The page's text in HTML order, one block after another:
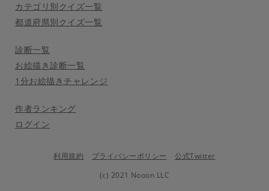
カテゴリ別クイズ一覧
都道府県別クイズ一覧
診断一覧
お絵描き診断一覧
1分お絵描きチャレンジ
作者ランキング
ログイン
利用規約 プライバシーポリシー
公式Twitter
(c) 2021 Nooon LLC